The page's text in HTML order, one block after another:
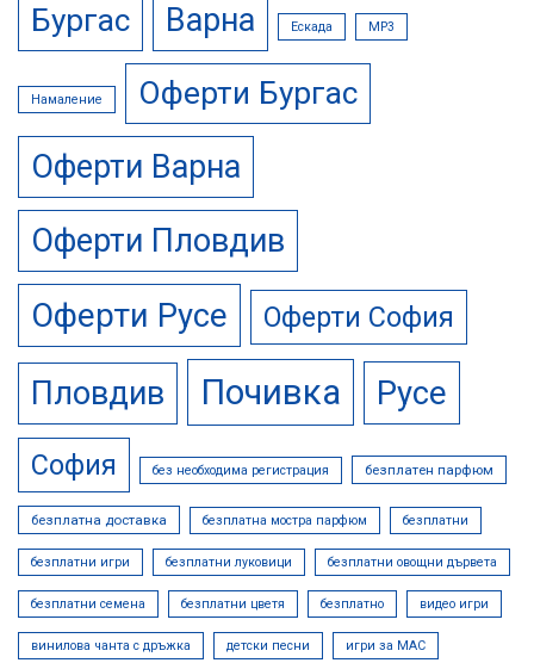
Бургас Варна Ескада МР3
Намаление Оферти Бургас
Оферти Варна
Оферти Пловдив
Оферти Русе Оферти София
Пловдив Почивка Русе
София без необходима регистрация безплатен парфюм
безплатна доставка безплатна мостра парфюм безплатни
безплатни игри безплатни луковици безплатни овощни дървета
безплатни семена безплатни цветя безплатно видео игри
винилова чанта с дръжка детски песни игри за MAC